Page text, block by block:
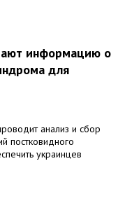
информацию о
для
анализ и сбор
постковидного
украинцев